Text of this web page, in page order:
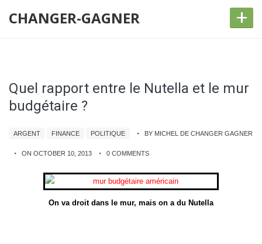
CHANGER-GAGNER +
Quel rapport entre le Nutella et le mur
budgétaire ?
ARGENT FINANCE POLITIQUE BY MICHEL DE CHANGER GAGNER
ON OCTOBER 10, 2013 0 COMMENTS
On va droit dans le mur, mais on a du Nutella